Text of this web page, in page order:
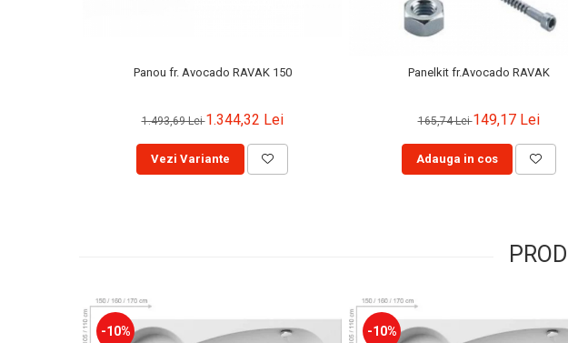
Panou fr. Avocado RAVAK 150
1.493,69 Lei1.344,32 Lei
Vezi Variante
Panelkit fr.Avocado RAVAK
165,74 Lei149,17 Lei
Adauga in cos
-10% -10%